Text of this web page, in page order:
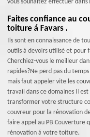
vous souhaitez effectuer dans
Faites confiance au
toiture á Favars .
Ils sont en connaissance de
outils á devoirs utilisé et pour
Cherchiez-vous le meilleur
rapides?Ne perd pas du
mais faut appeler vite les
travail dans ce domaines Il
transformer votre structure
couvreur pour la rénovation
faire appel au PB Couverture
rénovation á votre toiture.